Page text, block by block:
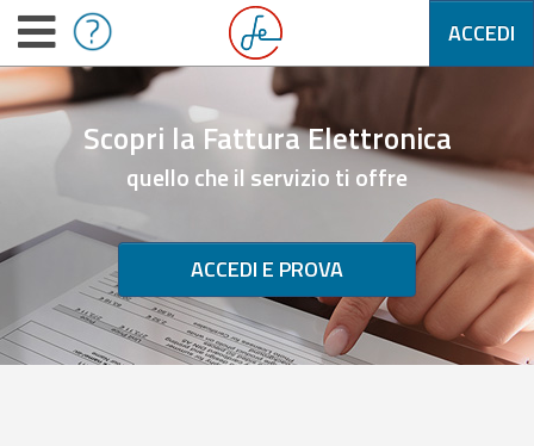
ACCEDI
Scopri la Fattura Elettronica
quello che il servizio ti offre
ACCEDI E PROVA